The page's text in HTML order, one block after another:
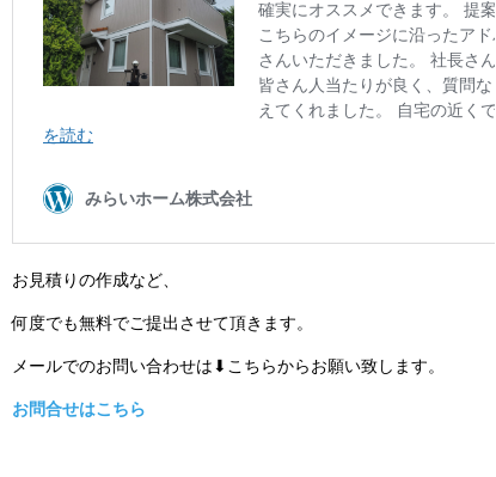
お見積りの作成など、
何度でも無料でご提出させて頂きます。
メールでのお問い合わせは⬇こちらからお願い致します。
お問合せはこちら